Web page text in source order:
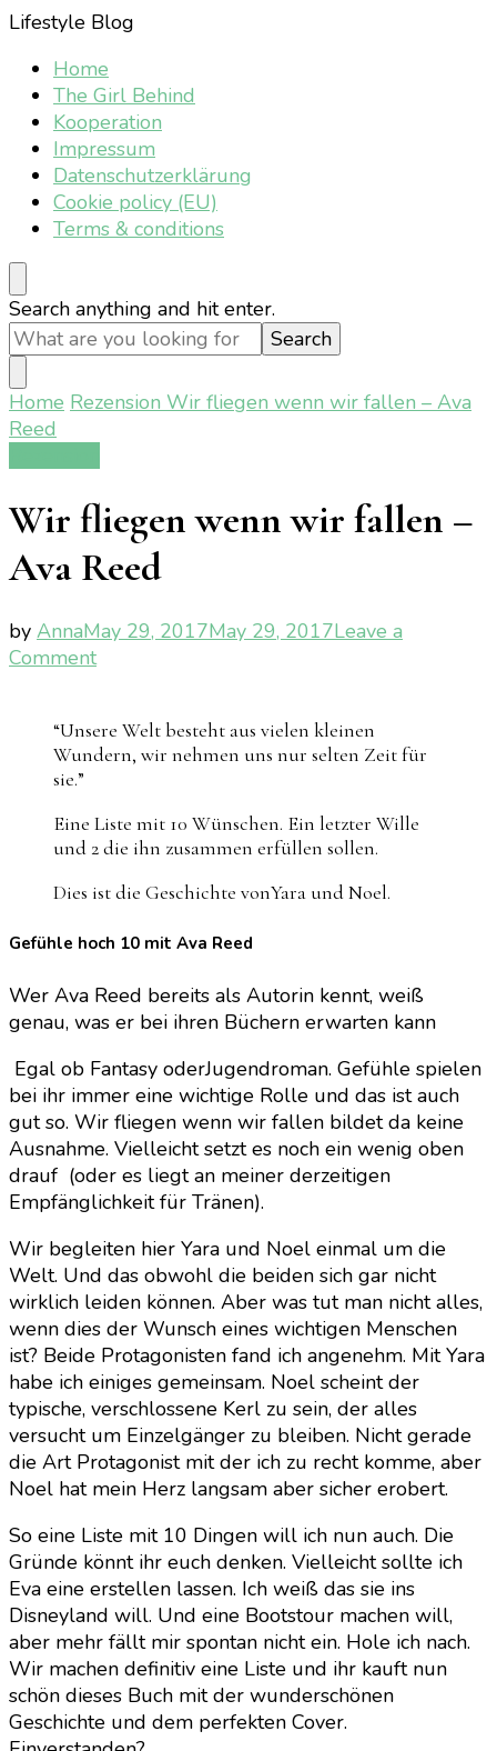
Lifestyle Blog
Home
The Girl Behind
Kooperation
Impressum
Datenschutzerklärung
Cookie policy (EU)
Terms & conditions
Looking
for
Something?
Search anything and hit enter.
Home Rezension Wir fliegen wenn wir fallen – Ava
Reed
Wir fliegen wenn wir fallen –
Ava Reed
by AnnaMay 29, 2017May 29, 2017Leave a
Commenton
wenn
wir
–
Ava
“Unsere Welt besteht aus vielen kleinen
Wundern, wir nehmen uns nur selten Zeit für
sie.”
Eine Liste mit 10 Wünschen. Ein letzter Wille
und 2 die ihn zusammen erfüllen sollen.
Dies ist die Geschichte vonYara und Noel.
Gefühle hoch 10 mit Ava Reed
Wer Ava Reed bereits als Autorin kennt, weiß
genau, was er bei ihren Büchern erwarten kann
Egal ob Fantasy oderJugendroman. Gefühle spielen
bei ihr immer eine wichtige Rolle und das ist auch
gut so. Wir fliegen wenn wir fallen bildet da keine
Ausnahme. Vielleicht setzt es noch ein wenig oben
drauf (oder es liegt an meiner derzeitigen
Empfänglichkeit für Tränen).
Wir begleiten hier Yara und Noel einmal um die
Welt. Und das obwohl die beiden sich gar nicht
wirklich leiden können. Aber was tut man nicht alles,
wenn dies der Wunsch eines wichtigen Menschen
ist? Beide Protagonisten fand ich angenehm. Mit Yara
habe ich einiges gemeinsam. Noel scheint der
typische, verschlossene Kerl zu sein, der alles
versucht um Einzelgänger zu bleiben. Nicht gerade
die Art Protagonist mit der ich zu recht komme, aber
Noel hat mein Herz langsam aber sicher erobert.
So eine Liste mit 10 Dingen will ich nun auch. Die
Gründe könnt ihr euch denken. Vielleicht sollte ich
Eva eine erstellen lassen. Ich weiß das sie ins
Disneyland will. Und eine Bootstour machen will,
aber mehr fällt mir spontan nicht ein. Hole ich nach.
Wir machen definitiv eine Liste und ihr kauft nun
schön dieses Buch mit der wunderschönen
Geschichte und dem perfekten Cover.